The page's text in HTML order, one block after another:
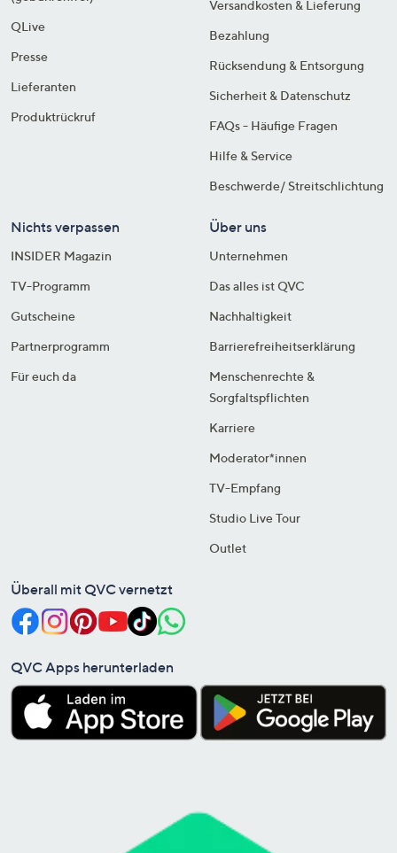
QLive
Presse
Lieferanten
Produktrückruf
Versandkosten & Lieferung
Bezahlung
Rücksendung & Entsorgung
Sicherheit & Datenschutz
FAQs - Häufige Fragen
Hilfe & Service
Beschwerde/ Streitschlichtung
Nichts verpassen
INSIDER Magazin
TV-Programm
Gutscheine
Partnerprogramm
Für euch da
Über uns
Unternehmen
Das alles ist QVC
Nachhaltigkeit
Barrierefreiheitserklärung
Menschenrechte &
Sorgfaltspflichten
Karriere
Moderator*innen
TV-Empfang
Studio Live Tour
Outlet
Überall mit QVC vernetzt
QVC Apps herunterladen